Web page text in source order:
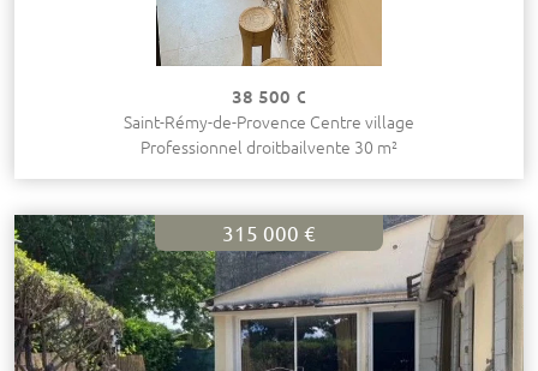
38 500 €
Saint-Rémy-de-Provence Centre village
Professionnel droitbailvente 30 m²
315 000 €